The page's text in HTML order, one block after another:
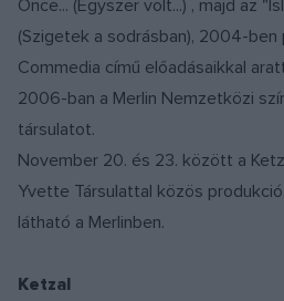
Once... (Egyszer volt...) , majd az
(Szigetek a sodrásban), 2004-ben
Commedia című előadásaikkal
2006-ban a Merlin Nemzetközi
társulatot.
November 20. és 23. között a
Yvette Társulattal közös
látható a Merlinben.
Ketzal